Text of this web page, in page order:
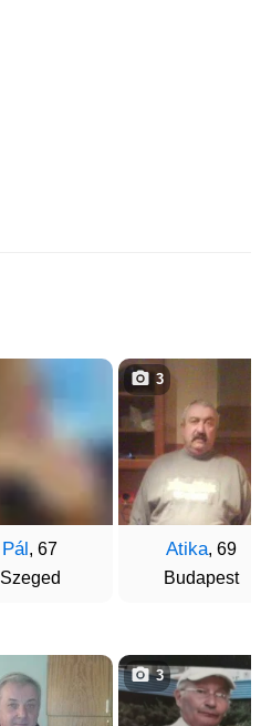
Pál , 67
Szeged
Atika, 69
Budapest
3
3